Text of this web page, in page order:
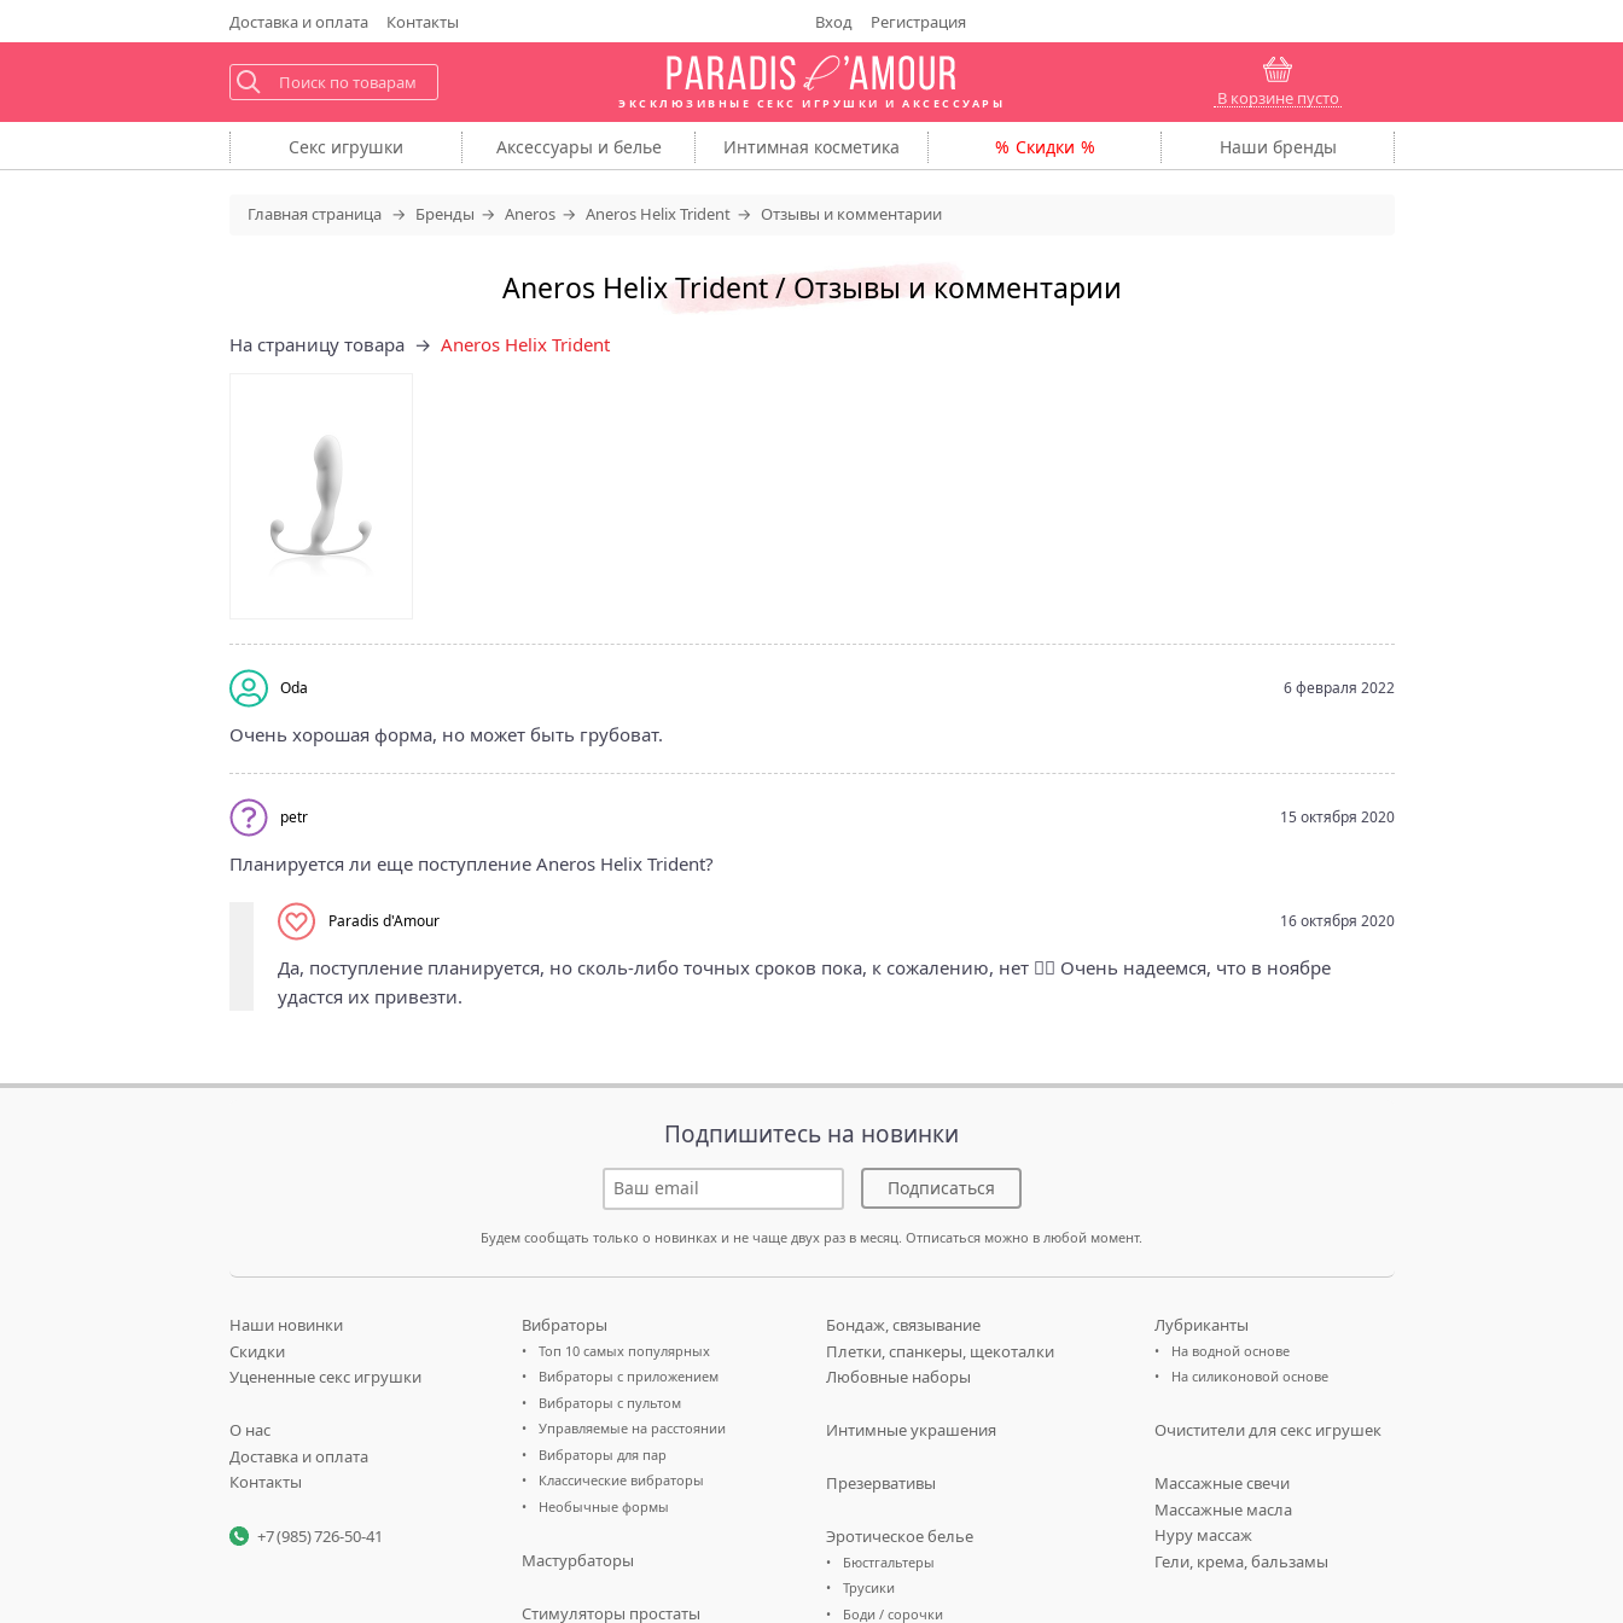
Доставкаи оплата Контакты Вход Регистрация
ЭКСКЛЮЗИВНЫЕ СЕКС ИГРУШКИ И АКСЕССУАРЫ В корзине пусто
Секс игрушки Аксессуары и белье Интимная косметика Скидки Наши бренды
Главная страница Бренды Aneros Aneros Helix Trident Отзывы и комментарии
Aneros Helix Trident / Отзывы и комментарии
На страницу товара → Aneros Helix Trident
Oda 6 февраля 2022
Очень хорошая форма, но может быть грубоват.
petr 15 октября 2020
Планируется ли еще поступление Aneros Helix Trident?
Paradis d'Amour 16 октября 2020
Да, поступление планируется, но сколь-либо точных сроков пока, к сожалению, нет 🤷‍♀️ Очень надеемся, что в ноябре
удастся их привезти.
Подпишитесь на новинки
Подписаться
Будем сообщать только о новинках и не чаще двух раз в месяц. Отписаться можно в любой момент.
Наши новинки
Скидки
Уцененные секс игрушки
О нас
Доставка и оплата
Контакты
+7 (985) 726-50-41
Вибраторы
Топ 10 самых популярных
Вибраторы с приложением
Вибраторы с пультом
Управляемые на расстоянии
Вибраторы для пар
Классические вибраторы
Необычные формы
Мастурбаторы
Стимуляторы простаты
Бондаж, связывание
Плетки, спанкеры, щекоталки
Любовные наборы
Интимные украшения
Презервативы
Эротическое белье
Бюстгальтеры
Трусики
Боди / сорочки
Лубриканты
На водной основе
На силиконовой основе
Очистители для секс игрушек
Массажные свечи
Массажные масла
Нуру массаж
Гели, крема, бальзамы